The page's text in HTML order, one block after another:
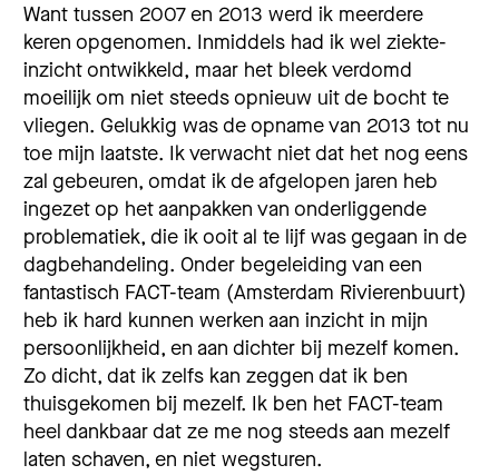
Want tussen 2007 en 2013 werd ik meerdere
keren opgenomen. Inmiddels had ik wel ziekte-
inzicht ontwikkeld, maar het bleek verdomd
moeilijk om niet steeds opnieuw uit de bocht te
vliegen. Gelukkig was de opname van 2013 tot nu
toe mijn laatste. Ik verwacht niet dat het nog eens
zal gebeuren, omdat ik de afgelopen jaren heb
ingezet op het aanpakken van onderliggende
problematiek, die ik ooit al te lijf was gegaan in de
dagbehandeling. Onder begeleiding van een
fantastisch FACT-team (Amsterdam Rivierenbuurt)
heb ik hard kunnen werken aan inzicht in mijn
persoonlijkheid, en aan dichter bij mezelf komen.
Zo dicht, dat ik zelfs kan zeggen dat ik ben
thuisgekomen bij mezelf. Ik ben het FACT-team
heel dankbaar dat ze me nog steeds aan mezelf
laten schaven, en niet wegsturen.